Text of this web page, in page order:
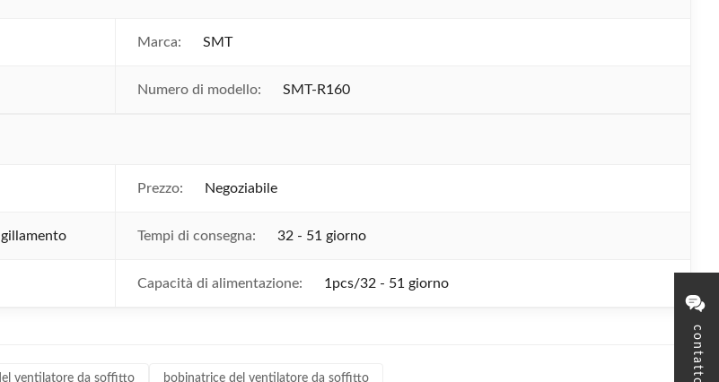
contatto
Marca: SMT
Numero di modello: SMT-R160
Prezzo: Negoziabile
Tempi di consegna: 32 - 51 giorno
Capacità di alimentazione: 1pcs/32 - 51 giorno
ventilatore da soffitto bobinatrice del ventilatore da soffitto